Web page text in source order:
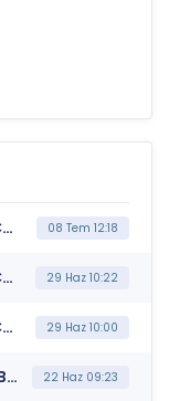
***SNICA*** BORSA İSTANBUL BISTECH DEVRE KESİCİ UYGULAMASI (Pay Bazında Devre Kesici Bildirimi) 08 Tem 12:18
***SNICA*** BORSA İSTANBUL BISTECH DEVRE KESİCİ UYGULAMASI (Pay Bazında Devre Kesici Bildirimi) 29 Haz 10:22
***SNICA*** BORSA İSTANBUL BISTECH DEVRE KESİCİ UYGULAMASI (Pay Bazında Devre Kesici Bildirimi) 29 Haz 10:00
***SNICA*** SANİCA ISI SANAYİ A.Ş. (Bağımsız Denetim Kuruluşunun Belirlenmesi) 22 Haz 09:23